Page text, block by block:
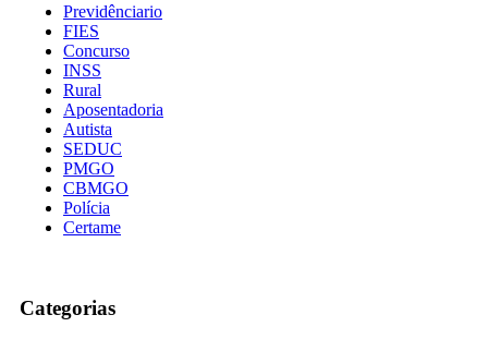
Previdênciario
FIES
Concurso
INSS
Rural
Aposentadoria
Autista
SEDUC
PMGO
CBMGO
Polícia
Certame
Categorias